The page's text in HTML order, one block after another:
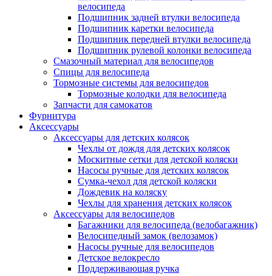
велосипеда
Подшипник задней втулки велосипеда
Подшипник каретки велосипеда
Подшипник передней втулки велосипеда
Подшипник рулевой колонки велосипеда
Смазочный материал для велосипедов
Спицы для велосипеда
Тормозные системы для велосипедов
Тормозные колодки для велосипеда
Запчасти для самокатов
Фурнитура
Аксессуары
Аксессуары для детских колясок
Чехлы от дождя для детских колясок
Москитные сетки для детской коляски
Насосы ручные для детских колясок
Сумка-чехол для детской коляски
Дождевик на коляску
Чехлы для хранения детских колясок
Аксессуары для велосипедов
Багажники для велосипеда (велобагажник)
Велосипедный замок (велозамок)
Насосы ручные для велосипедов
Детское велокресло
Поддерживающая ручка